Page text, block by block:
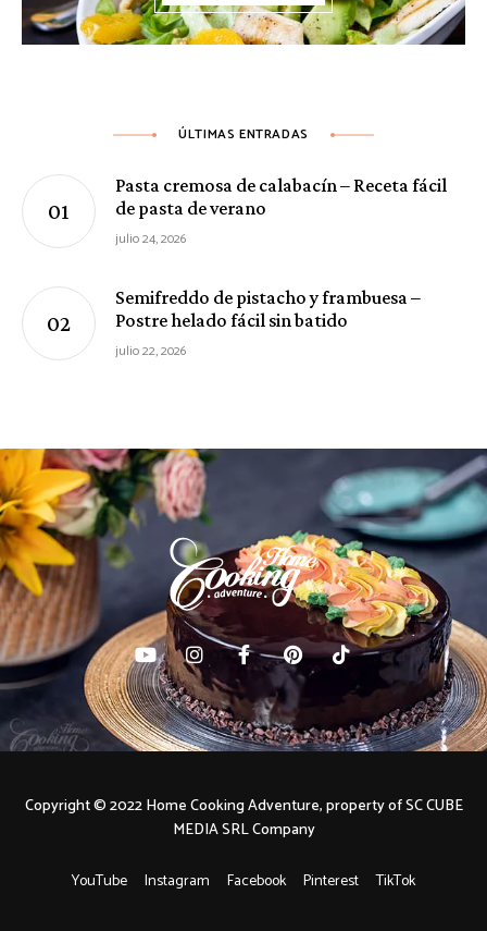
ÚLTIMAS ENTRADAS
Pasta cremosa de calabacín – Receta fácil
de pasta de verano
julio 24, 2026
Semifreddo de pistacho y frambuesa –
Postre helado fácil sin batido
julio 22, 2026
YouTube Instagram Facebook Pinterest TikTok
Copyright © 2022 Home Cooking Adventure, property of SC CUBE
MEDIA SRL Company